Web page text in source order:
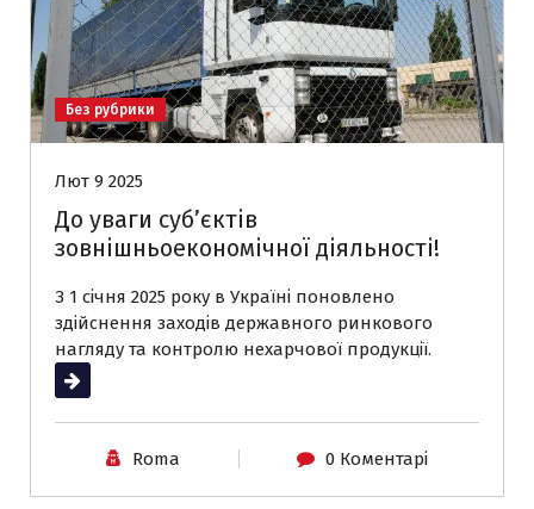
Без рубрики
Лют 9 2025
До уваги суб’єктів
зовнішньоекономічної діяльності!
З 1 січня 2025 року в Україні поновлено
здійснення заходів державного ринкового
нагляду та контролю нехарчової продукції.
Читати далі
Roma 0 Коментарі